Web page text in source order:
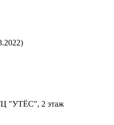
"УТЁС", 2 этаж